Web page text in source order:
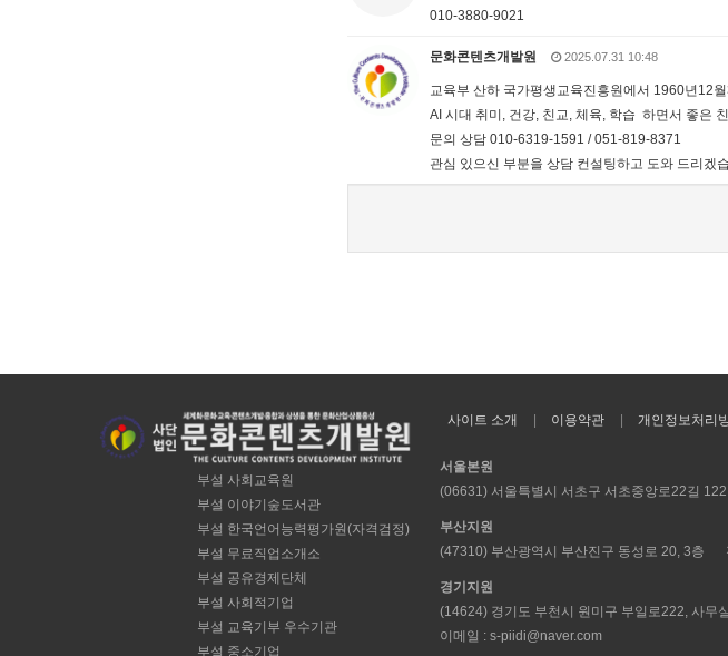
010-3880-9021
문화콘텐츠개발원 2025.07.31 10:48
교육부 산하 국가평생교육진흥원에서 1960년12
AI 시대 취미, 건강, 친교, 체육, 학습 하면서 좋은
문의 상담 010-6319-1591 / 051-819-8371
관심 있으신 부분을 상담 컨설팅하고 도와 드리겠
부설 사회교육원
부설 이야기숲도서관
부설 한국언어능력평가원(자격검정)
부설 무료직업소개소
부설 공유경제단체
부설 사회적기업
부설 교육기부 우수기관
부설 중소기업
사이트 소개 이용약관 개인정보처리
서울본원
(06631) 서울특별시 서초구 서초중앙로22길
부산지원
(47310) 부산광역시 부산진구 동성로 20, 3층
경기지원
(14624) 경기도 부천시 원미구 부일로222, 사무
이메일 : s-piidi@naver.com